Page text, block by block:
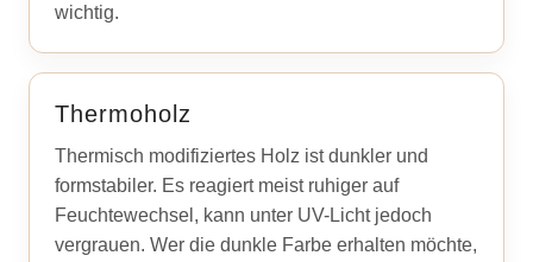
wichtig.
Thermoholz
Thermisch modifiziertes Holz ist dunkler und
formstabiler. Es reagiert meist ruhiger auf
Feuchtewechsel, kann unter UV-Licht jedoch
vergrauen. Wer die dunkle Farbe erhalten möchte,